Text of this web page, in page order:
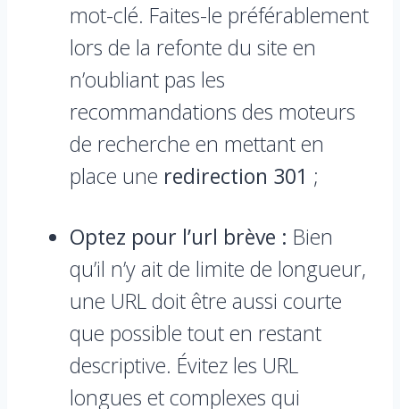
mot-clé. Faites-le préférablement
lors de la refonte du site en
n’oubliant pas les
recommandations des moteurs
de recherche en mettant en
place une redirection 301 ;
Optez pour l’url brève : Bien
qu’il n’y ait de limite de longueur,
une URL doit être aussi courte
que possible tout en restant
descriptive. Évitez les URL
longues et complexes qui